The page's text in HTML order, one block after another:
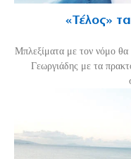
«Τέλος»
Μπλεξίματα με τον νόμο θα
Γεωργιάδης με τα